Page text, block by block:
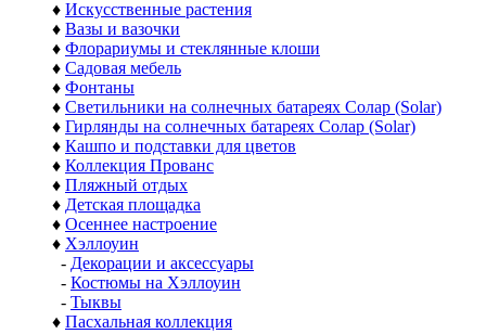
♦ Искусственные растения
♦ Вазы и вазочки
♦ Флорариумы и стеклянные клоши
♦ Садовая мебель
♦ Фонтаны
♦ Светильники на солнечных батареях Солар (Solar)
♦ Гирлянды на солнечных батареях Солар (Solar)
♦ Кашпо и подставки для цветов
♦ Коллекция Прованс
♦ Пляжный отдых
♦ Детская площадка
♦ Осеннее настроение
♦ Хэллоуин
- Декорации и аксессуары
- Костюмы на Хэллоуин
- Тыквы
♦ Пасхальная коллекция